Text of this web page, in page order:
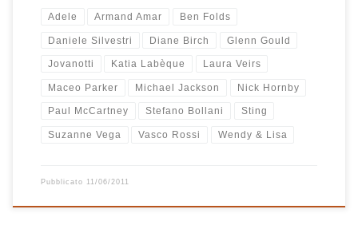
Adele Armand Amar Ben Folds
Daniele Silvestri Diane Birch Glenn Gould
Jovanotti Katia Labèque Laura Veirs
Maceo Parker Michael Jackson Nick Hornby
Paul McCartney Stefano Bollani Sting
Suzanne Vega Vasco Rossi Wendy & Lisa
Pubblicato 11/06/2011